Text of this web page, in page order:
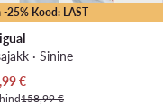
-25% Kood: LAST
· Sinine
hind
€
158,99 €